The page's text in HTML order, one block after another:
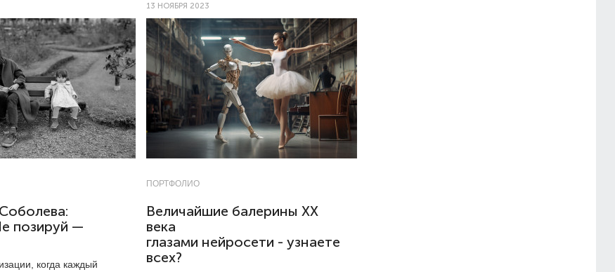
позируй —
когда каждый
13 НОЯБРЯ 2023
ПОРТФОЛИО
Величайшие балерины XX
века
глазами нейросети - узнаете
всех?